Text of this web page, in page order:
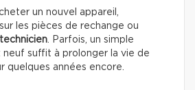
un nouvel appareil,
les pièces de rechange ou
. Parfois, un simple
neuf suffit à prolonger la vie de
quelques années encore.